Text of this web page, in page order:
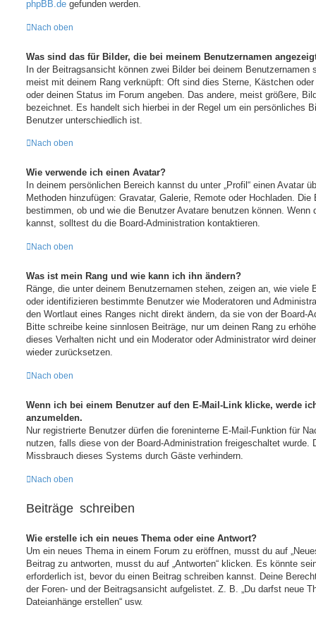
phpBB.de gefunden werden.
Nach oben
Was sind das für Bilder, die bei meinem Benutzernamen
In der Beitragsansicht können zwei Bilder bei deinem Benutzernamen
meist mit deinem Rang verknüpft: Oft sind dies Sterne, Kästchen
oder deinen Status im Forum angeben. Das andere, meist größere,
bezeichnet. Es handelt sich hierbei in der Regel um ein persönliches
Benutzer unterschiedlich ist.
Nach oben
Wie verwende ich einen Avatar?
In deinem persönlichen Bereich kannst du unter „Profil“ einen Avatar
Methoden hinzufügen: Gravatar, Galerie, Remote oder Hochladen.
bestimmen, ob und wie die Benutzer Avatare benutzen können. Wenn
kannst, solltest du die Board-Administration kontaktieren.
Nach oben
Was ist mein Rang und wie kann ich ihn ändern?
Ränge, die unter deinem Benutzernamen stehen, zeigen an, wie viele
oder identifizieren bestimmte Benutzer wie Moderatoren und
den Wortlaut eines Ranges nicht direkt ändern, da sie von der Board-
Bitte schreibe keine sinnlosen Beiträge, nur um deinen Rang zu
dieses Verhalten nicht und ein Moderator oder Administrator wird
wieder zurücksetzen.
Nach oben
Wenn ich bei einem Benutzer auf den E-Mail-Link klicke, werde
anzumelden.
Nur registrierte Benutzer dürfen die foreninterne E-Mail-Funktion für
nutzen, falls diese von der Board-Administration freigeschaltet wurde.
Missbrauch dieses Systems durch Gäste verhindern.
Nach oben
Beiträge schreiben
Wie erstelle ich ein neues Thema oder eine Antwort?
Um ein neues Thema in einem Forum zu eröffnen, musst du auf
Beitrag zu antworten, musst du auf „Antworten“ klicken. Es könnte
erforderlich ist, bevor du einen Beitrag schreiben kannst. Deine
der Foren- und der Beitragsansicht aufgelistet. Z. B. „Du darfst neue
Dateianhänge erstellen“ usw.